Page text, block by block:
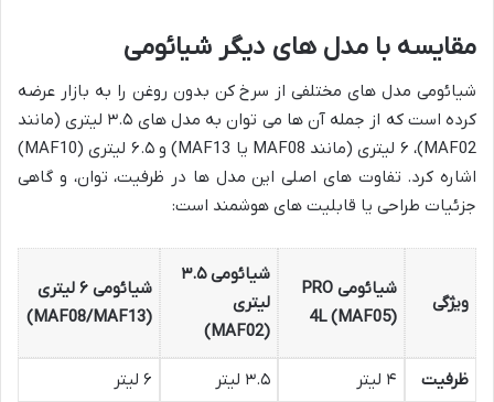
مقایسه با مدل های دیگر شیائومی
شیائومی مدل های مختلفی از سرخ کن بدون روغن را به بازار عرضه
کرده است که از جمله آن ها می توان به مدل های ۳.۵ لیتری (مانند
MAF02)، ۶ لیتری (مانند MAF08 یا MAF13) و ۶.۵ لیتری (MAF10)
اشاره کرد. تفاوت های اصلی این مدل ها در ظرفیت، توان، و گاهی
جزئیات طراحی یا قابلیت های هوشمند است:
ویژگی
شیائومی PRO
4L (MAF05)
شیائومی ۳.۵
لیتری
(MAF02)
شیائومی ۶ لیتری
(MAF08/MAF13)
ظرفیت ۴ لیتر ۳.۵ لیتر
۶ لیتر